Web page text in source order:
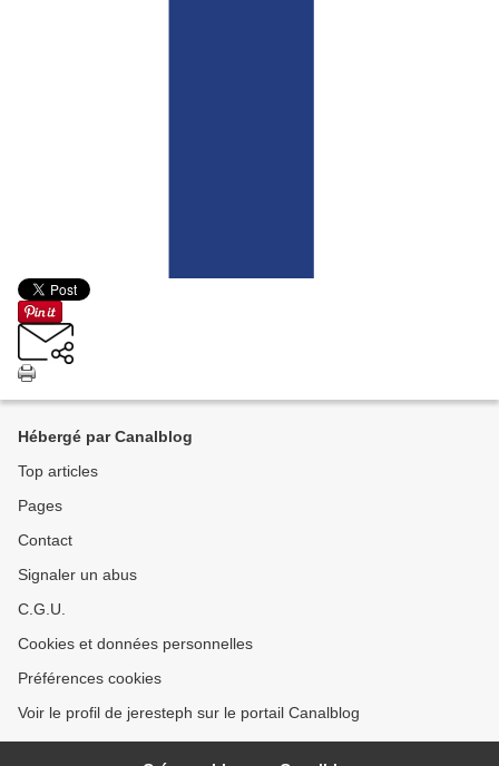
Hébergé par Canalblog
Top articles
Pages
Contact
Signaler un abus
C.G.U.
Cookies et données personnelles
Préférences cookies
Voir le profil de jeresteph sur le portail Canalblog